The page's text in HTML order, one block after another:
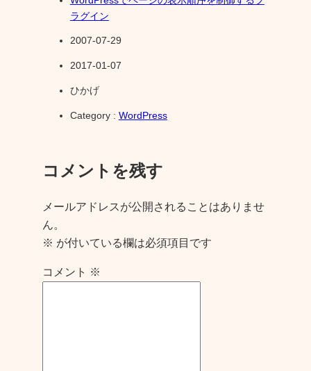
ラグイン
2007-07-29
2017-01-07
ひかげ
Category : WordPress
コメントを残す
メールアドレスが公開されることはありませ
ん。
※ が付いている欄は必須項目です
コメント ※